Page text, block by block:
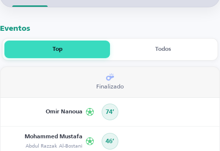
Eventos
Top Todos
Finalizado
Omir Nanoua 74’
Mohammed Mustafa
Abdul Razzak Al-Bostani 46’